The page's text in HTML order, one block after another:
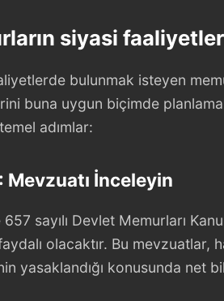
siyasi
bulunmak isteyen
buna uygun biçimde
adımlar:
Mevzuatı İnceleyin
657 sayılı Devlet Memurları
olacaktır. Bu
yasaklandığı konusunda net